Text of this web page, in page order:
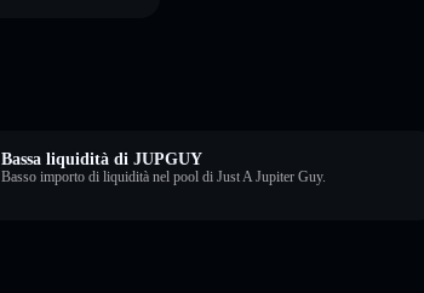
Bassa liquidità di JUPGUY
Basso importo di liquidità nel pool di Just A Jupiter Guy.